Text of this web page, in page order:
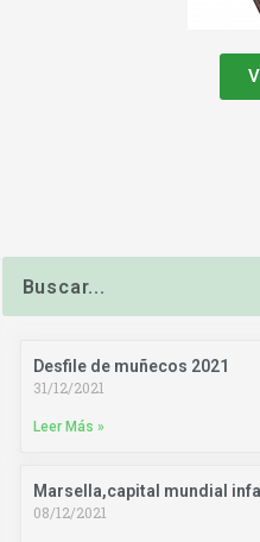
Desfile de muñecos 2021
31/12/2021
Leer Más »
Marsella,capital mundial
08/12/2021